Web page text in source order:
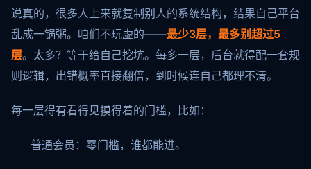
说真的，很多人上来就复制别人的系统结构，结果自己平台
乱成一锅粥。咱们不玩虚的——最少3层，最多别超过5
层。太多？等于给自己挖坑。每多一层，后台就得配一套规
则逻辑，出错概率直接翻倍，到时候连自己都理不清。
每一层得有看得见摸得着的门槛，比如：
普通会员：零门槛，谁都能进。